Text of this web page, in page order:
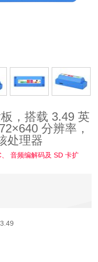
，搭载 3.49 英
分辨率，
处理器
音频编解码及 SD 卡扩